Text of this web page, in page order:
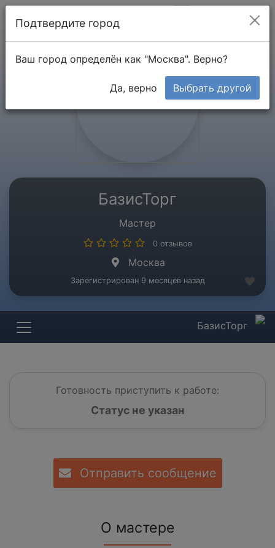
БазисТорг
Мастер
0 отзывов
Москва
Зарегистрирован 9 месяцев назад
БазисТорг
Готовность приступить к работе:
Статус не указан
Отправить сообщение
О мастере
Подтвердите город
Ваш город определён как "Москва". Верно?
Да, верно Выбрать другой